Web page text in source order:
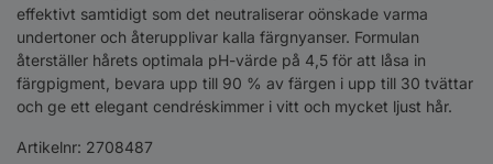
effektivt samtidigt som det neutraliserar oönskade varma
undertoner och återupplivar kalla färgnyanser. Formulan
återställer hårets optimala pH-värde på 4,5 för att låsa in
färgpigment, bevara upp till 90 % av färgen i upp till 30 tvättar
och ge ett elegant cendréskimmer i vitt och mycket ljust hår.
Artikelnr: 2708487